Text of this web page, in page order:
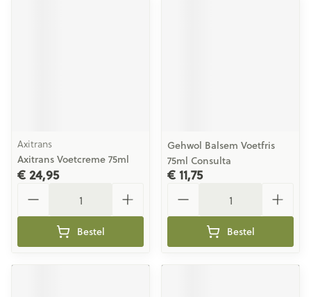
Axitrans
Axitrans Voetcreme 75ml
€ 24,95
Bestel
Gehwol Balsem Voetfris
75ml Consulta
€ 11,75
Bestel